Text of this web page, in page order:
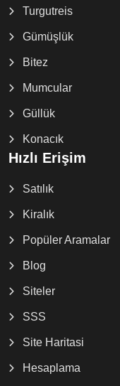
Turgutreis
Gümüşlük
Bitez
Mumcular
Güllük
Konacık
Hızlı Erişim
Satılık
Kiralık
Popüler Aramalar
Blog
Siteler
SSS
Site Haritasi
Hesaplama